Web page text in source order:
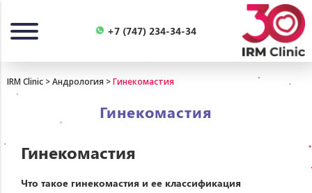
+7 (747) 234-34-34
IRM Clinic >Андрология >Гинекомастия
Гинекомастия
Гинекомастия
Что такое гинекомастия и ее классификация